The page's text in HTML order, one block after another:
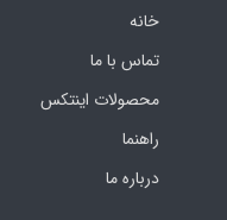
خانه
تماس با ما
محصولات اینتکس
راهنما
درباره ما